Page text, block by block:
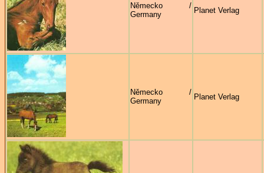
Německo /
Germany
Planet Verlag
Německo /
Germany
Planet Verlag